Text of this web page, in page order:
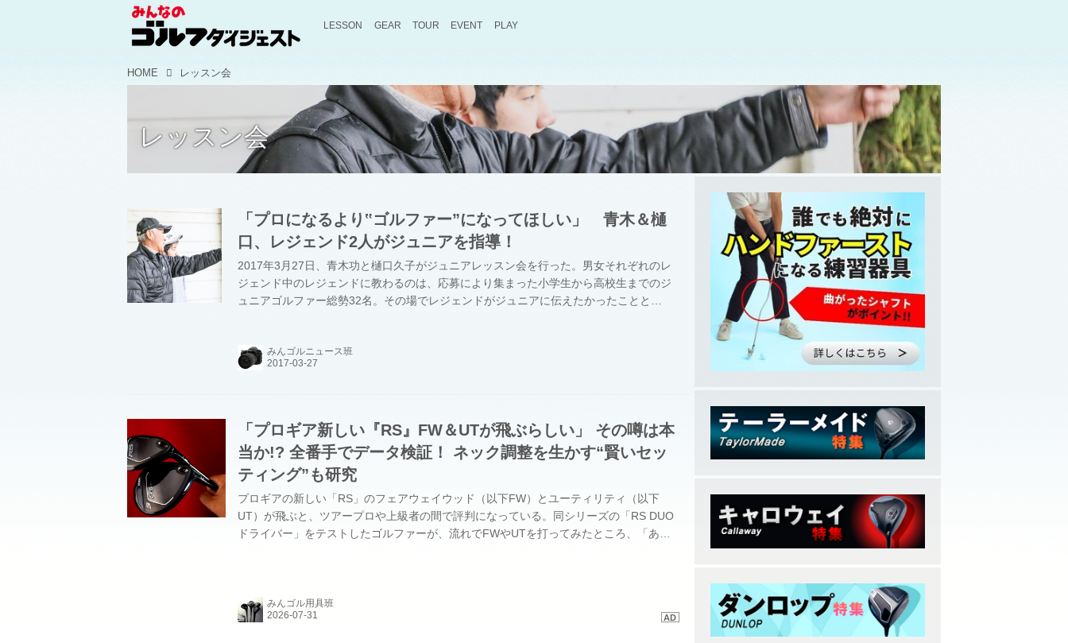
LESSON GEAR TOUR EVENT PLAY
HOME レッスン会
レッスン会
「プロになるより‟ゴルファー”になってほしい」 青木＆樋
口、レジェンド2人がジュニアを指導！
2017年3月27日、青木功と樋口久子がジュニアレッスン会を行った。男女それぞれのレ
ジェンド中のレジェンドに教わるのは、応募により集まった小学生から高校生までのジ
ュニアゴルファー総勢32名。その場でレジェンドがジュニアに伝えたかったことと
みんゴルニュース班
「プロギア新しい『RS』FW＆UTが飛ぶらしい」 その噂は本
当か!? 全番手でデータ検証！ ネック調整を生かす“賢いセッ
ティング”も研究
プロギアの新しい「RS」のフェアウェイウッド（以下FW）とユーティリティ（以下
UT）が飛ぶと、ツアープロや上級者の間で評判になっている。同シリーズの「RS DUO
ドライバー」をテストしたゴルファーが、流れでFWやUTを打ってみたところ、「あ
みんゴル用具班